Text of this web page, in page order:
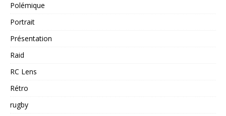
Polémique
Portrait
Présentation
Raid
RC Lens
Rétro
rugby